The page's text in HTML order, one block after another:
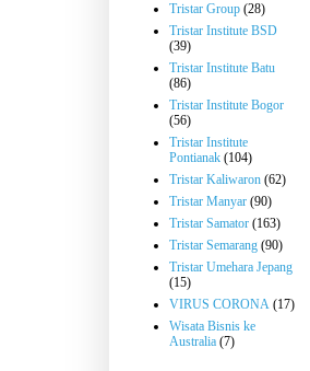
Tristar Group (28)
Tristar Institute BSD
(39)
Tristar Institute Batu
(86)
Tristar Institute Bogor
(56)
Tristar Institute
Pontianak (104)
Tristar Kaliwaron (62)
Tristar Manyar (90)
Tristar Samator (163)
Tristar Semarang (90)
Tristar Umehara Jepang
(15)
VIRUS CORONA (17)
Wisata Bisnis ke
Australia (7)